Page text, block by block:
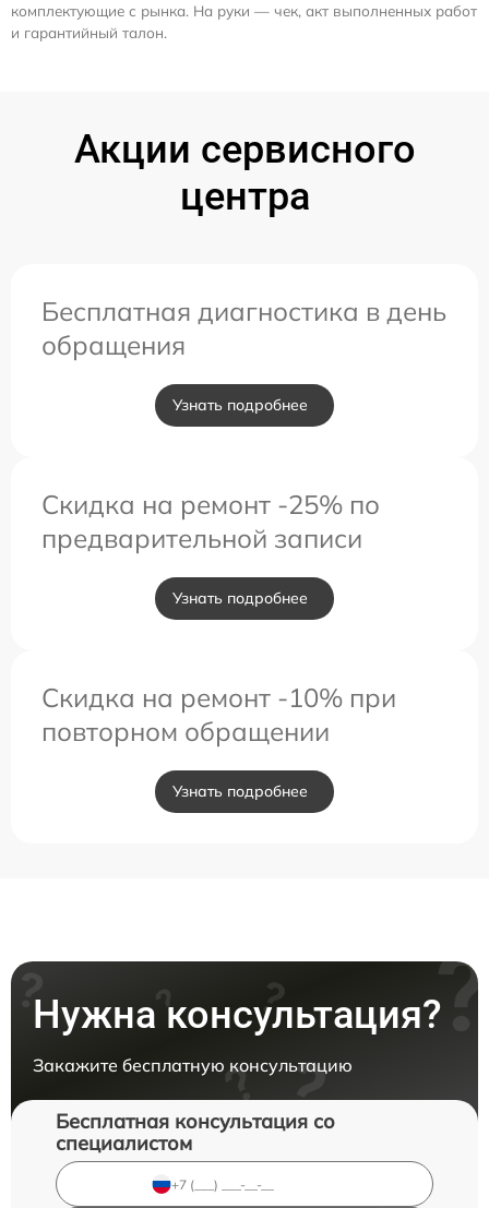
комплектующие с рынка. На руки — чек, акт выполненных работ
и гарантийный талон.
Акции сервисного
центра
Бесплатная диагностика в день
обращения
Узнать подробнее
Скидка на ремонт -25% по
предварительной записи
Узнать подробнее
Скидка на ремонт -10% при
повторном обращении
Узнать подробнее
Нужна консультация?
Закажите бесплатную консультацию
Бесплатная консультация со
специалистом